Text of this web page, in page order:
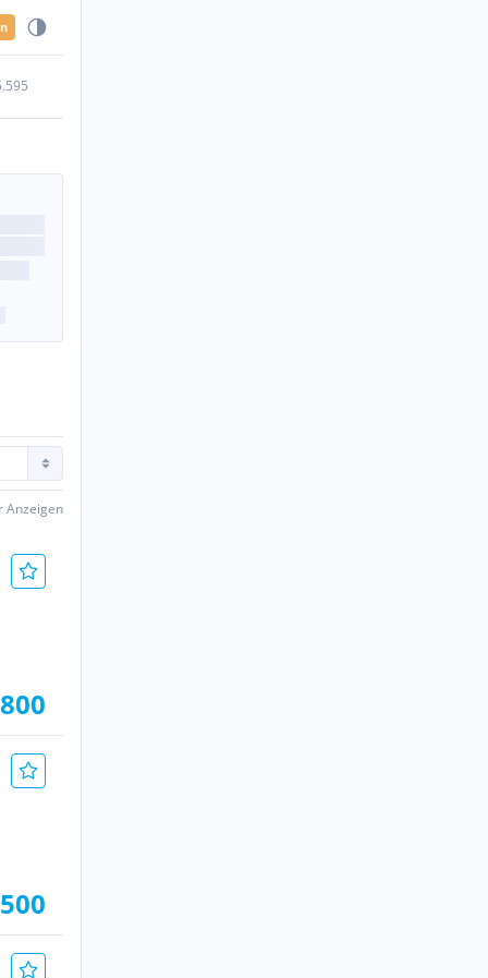
Anzeigen